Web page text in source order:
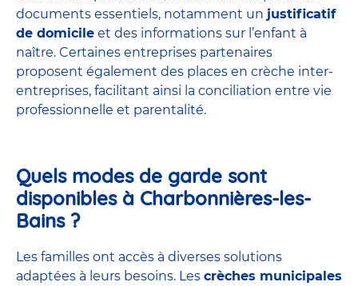
documents essentiels, notamment un justificatif
de domicile et des informations sur l’enfant à
naître. Certaines entreprises partenaires
proposent également des places en crèche inter-
entreprises, facilitant ainsi la conciliation entre vie
professionnelle et parentalité.
Quels modes de garde sont
disponibles à Charbonnières-les-
Bains ?
Les familles ont accès à diverses solutions
adaptées à leurs besoins. Les crèches municipales